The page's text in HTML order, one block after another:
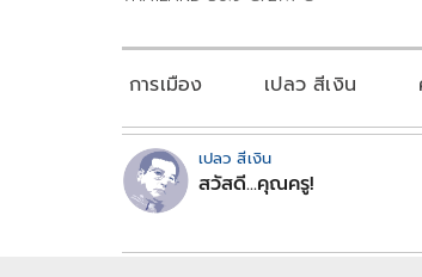
การเมือง เปลว สีเงิน
เปลว สีเงิน
สวัสดี...คุณครู!